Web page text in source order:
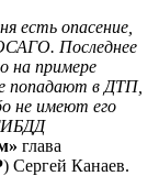
есть опасение,
Последнее
на примере
попадают в ДТП,
не имеют его
глава
) Сергей Канаев.